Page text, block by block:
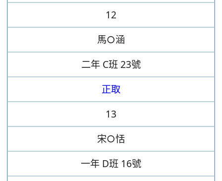
12
馬○涵
二年 C班 23號
正取
13
宋○恬
一年 D班 16號